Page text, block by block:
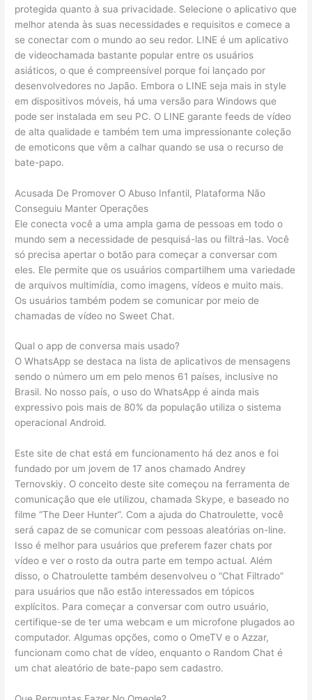
protegida quanto à sua privacidade. Selecione o aplicativo que
melhor atenda às suas necessidades e requisitos e comece a
se conectar com o mundo ao seu redor. LINE é um aplicativo
de videochamada bastante popular entre os usuários
asiáticos, o que é compreensível porque foi lançado por
desenvolvedores no Japão. Embora o LINE seja mais in style
em dispositivos móveis, há uma versão para Windows que
pode ser instalada em seu PC. O LINE garante feeds de vídeo
de alta qualidade e também tem uma impressionante coleção
de emoticons que vêm a calhar quando se usa o recurso de
bate-papo.
Acusada De Promover O Abuso Infantil, Plataforma Não
Conseguiu Manter Operações
Ele conecta você a uma ampla gama de pessoas em todo o
mundo sem a necessidade de pesquisá-las ou filtrá-las. Você
só precisa apertar o botão para começar a conversar com
eles. Ele permite que os usuários compartilhem uma variedade
de arquivos multimídia, como imagens, vídeos e muito mais.
Os usuários também podem se comunicar por meio de
chamadas de vídeo no Sweet Chat.
Qual o app de conversa mais usado?
O WhatsApp se destaca na lista de aplicativos de mensagens
sendo o número um em pelo menos 61 países, inclusive no
Brasil. No nosso país, o uso do WhatsApp é ainda mais
expressivo pois mais de 80% da população utiliza o sistema
operacional Android.
Este site de chat está em funcionamento há dez anos e foi
fundado por um jovem de 17 anos chamado Andrey
Ternovskiy. O conceito deste site começou na ferramenta de
comunicação que ele utilizou, chamada Skype, e baseado no
filme “The Deer Hunter”. Com a ajuda do Chatroulette, você
será capaz de se comunicar com pessoas aleatórias on-line.
Isso é melhor para usuários que preferem fazer chats por
vídeo e ver o rosto da outra parte em tempo actual. Além
disso, o Chatroulette também desenvolveu o “Chat Filtrado”
para usuários que não estão interessados em tópicos
explícitos. Para começar a conversar com outro usuário,
certifique-se de ter uma webcam e um microfone plugados ao
computador. Algumas opções, como o OmeTV e o Azzar,
funcionam como chat de vídeo, enquanto o Random Chat é
um chat aleatório de bate-papo sem cadastro.